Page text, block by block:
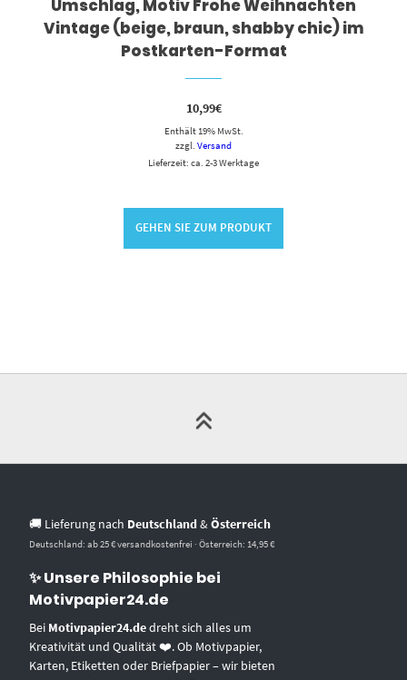
Umschlag, Motiv Frohe Weihnachten
Vintage (beige, braun, shabby chic) im
Postkarten-Format
10,99€
Enthält 19% MwSt.
zzgl. Versand
Lieferzeit: ca. 2-3 Werktage
GEHEN SIE ZUM PRODUKT
🚚 Lieferung nach Deutschland &Österreich
Deutschland: ab 25 € versandkostenfrei · Österreich: 14,95 €
✨ Unsere Philosophie bei
Motivpapier24.de
Bei Motivpapier24.dedreht sich alles um
Kreativität und Qualität ❤️. Ob Motivpapier,
Karten, Etiketten oder Briefpapier – wir bieten